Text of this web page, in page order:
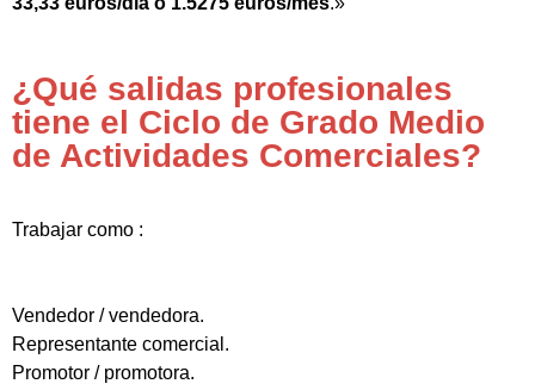
¿Qué salidas profesionales
tiene el Ciclo de Grado Medio
de Actividades Comerciales?
Trabajar como :
Vendedor / vendedora.
Representante comercial.
Promotor / promotora.